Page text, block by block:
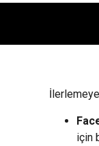
için